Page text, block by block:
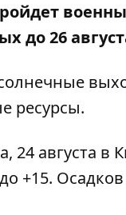
до 26
ресурсы.
августа в
+15.